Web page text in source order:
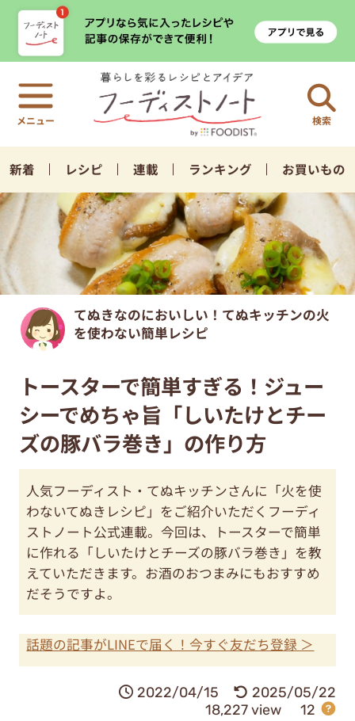
検索
新着 レシピ 連載 ランキング お買いもの
てぬきなのにおいしい！てぬキッチンの火
を使わない簡単レシピ
トースターで簡単すぎる！ジュー
シーでめちゃ旨「しいたけとチー
ズの豚バラ巻き」の作り方
人気フーディスト・てぬキッチンさんに「火を使
わないてぬきレシピ」をご紹介いただくフーディ
ストノート公式連載。今回は、トースターで簡単
に作れる「しいたけとチーズの豚バラ巻き」を教
えていただきます。お酒のおつまみにもおすすめ
だそうですよ。
話題の記事がLINEで届く！今すぐ友だち登録 ＞
2022/04/15
2025/05/22
18,227 view
12